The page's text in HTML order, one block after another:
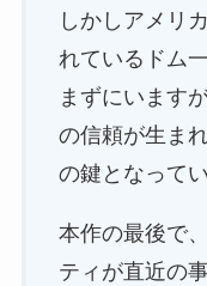
しかしアメリ
れているドム
まずにいます
の信頼が生ま
の鍵となって
本作の最後で
ティが直近の